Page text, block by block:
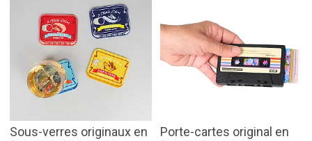
Sous-verres originaux en
Porte-cartes original en